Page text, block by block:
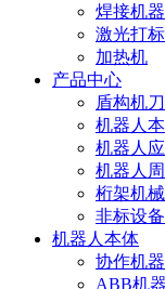
焊接机器
激光打
加热机
产品中心
盾构机
机器人
机器人
机器人
桁架机
非标设备
机器人本体
协作机器
ABB机